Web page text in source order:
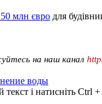
млн євро для
на наш канал
воды
і натисніть